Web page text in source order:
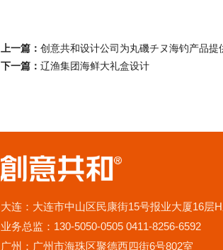
上一篇： 创意共和设计公司为丸磯チヌ海钓产品提
下一篇： 辽渔集团海鲜大礼盒设计
大连：大连市中山区民康街15号报业大厦16层
业务总监：130-5050-0505 0411-8256-6592
广州：广州市海珠区聚德西四街6号802室